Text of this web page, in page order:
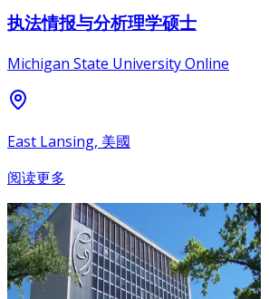
执法情报与分析理学硕士
Michigan State University Online
East Lansing, 美國
阅读更多